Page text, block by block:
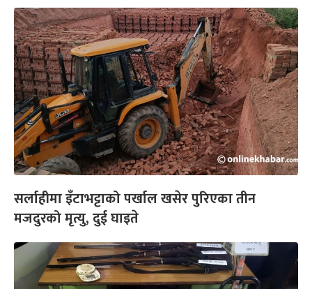
सर्लाहीमा इँटाभट्टाको पर्खाल खसेर पुरिएका तीन
मजदुरको मृत्यु, दुई घाइते